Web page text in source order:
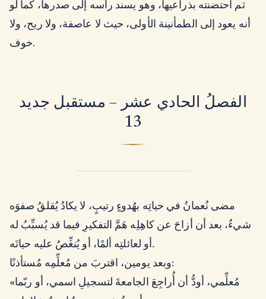
ثم احتضنته بذراعيها، وهو يسند رأسه إلى صدرها، كما لو
أنه يعود إلى الطمأنينة الأولى، حيث لا عاصفة، ولا ريح، ولا
خوف.
الفصلُ الحادي عشر – مستقبل جديد
13
مضى نُعمانُ في حياتِه بهُدوءٍ رتيبٍ، لا يكادُ يُقلقُ صفوَه
شيءٌ، بعد أن أزاحَ عن كاهِلِه هَمَّ التفكيرِ فيما قد يُسبِّبُ له
أو لعائلتِه ألمًا، أو يُنغِّصُ عليه حياتَه.
وبعد يومين، اقتربَ من مُعلِّمِه مُستأذنًا:
«مُعلِّمي، أودُّ أن أُراجِعَ الجامعةَ لتسجيلِ اسمي، أو ربّما